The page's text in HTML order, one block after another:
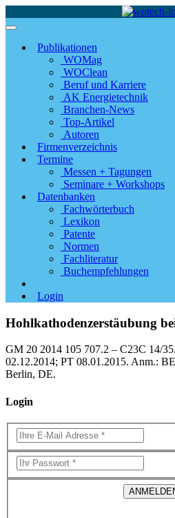
Publikationen
WOMag
WOClean
Beruf und Karriere
AK Energietechnik
Branchen-News
Top-Artikel
Autoren
Firmenverzeichnis
Termine
Messen + Tagungen
Seminare + Workshops
Datenbanken
Fachwörterbuch
Lexikon
Patente
Normen
Fachliteratur
Buchempfehlungen
Login
Hohlkathodenzerstäubung
GM 20 2014 105 707.2 – C23C 14/
02.12.2014; PT 08.01.2015. Anm.:
Berlin, DE.
Login